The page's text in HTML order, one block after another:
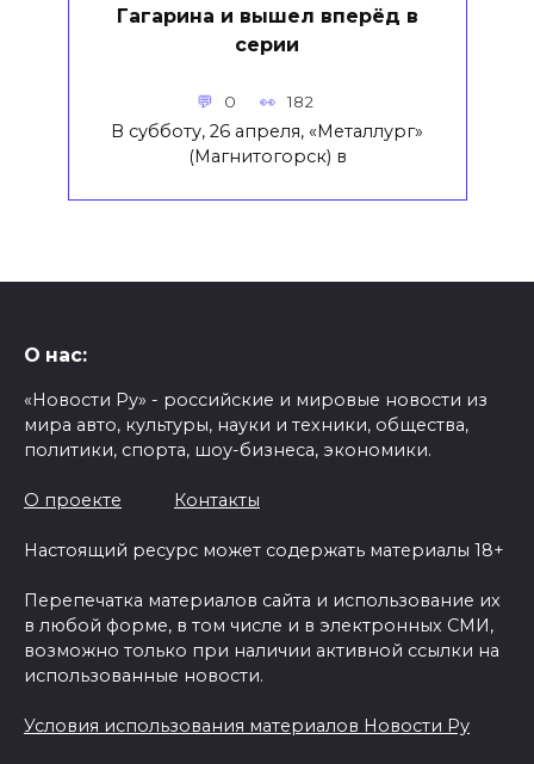
Гагарина и вышел вперёд в
серии
0 182
В субботу, 26 апреля, «Металлург»
(Магнитогорск) в
О нас:
«Новости Ру» - российские и мировые новости из
мира авто, культуры, науки и техники, общества,
политики, спорта, шоу-бизнеса, экономики.
О проекте Контакты
Настоящий ресурс может содержать материалы 18+
Перепечатка материалов сайта и использование их
в любой форме, в том числе и в электронных СМИ,
возможно только при наличии активной ссылки на
использованные новости.
Условия использования материалов Новости Ру